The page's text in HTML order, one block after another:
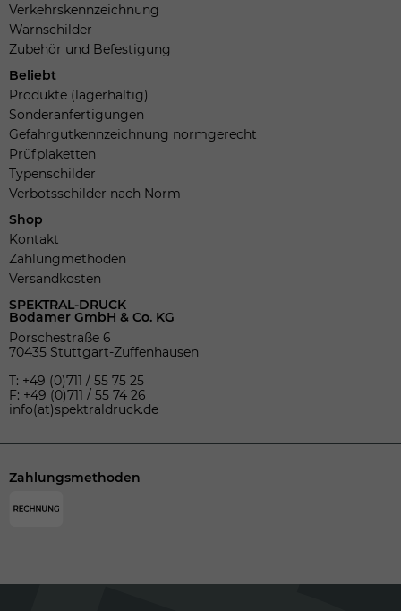
Verkehrskennzeichnung
Warnschilder
Zubehör und Befestigung
Beliebt
Produkte (lagerhaltig)
Sonderanfertigungen
Gefahrgutkennzeichnung normgerecht
Prüfplaketten
Typenschilder
Verbotsschilder nach Norm
Shop
Kontakt
Zahlungmethoden
Versandkosten
SPEKTRAL-DRUCK
Bodamer GmbH & Co. KG
Porschestraße 6
70435 Stuttgart-Zuffenhausen
T: +49 (0)711 / 55 75 25
F: +49 (0)711 / 55 74 26
info(at)spektraldruck.de
Zahlungsmethoden